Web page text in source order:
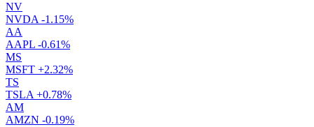
NV
NVDA -1.15%
AA
AAPL -0.61%
MS
MSFT +2.32%
TS
TSLA +0.78%
AM
AMZN -0.19%